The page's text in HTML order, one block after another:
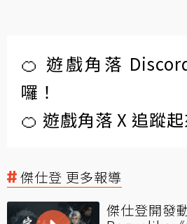
🍊 遊戲角落
囉！
🍊 遊戲角落 X 追蹤
傑仕登 更多報導
傑仕登開發